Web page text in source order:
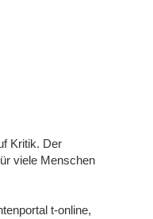
Kritik. Der
viele Menschen
t-online,